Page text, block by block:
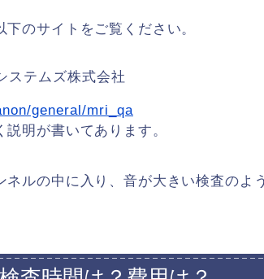
のサイトをご覧ください。
ステムズ株式会社
general/mri_qa
明が書いてあります。
ネルの中に入り、音が大きい検査のよ